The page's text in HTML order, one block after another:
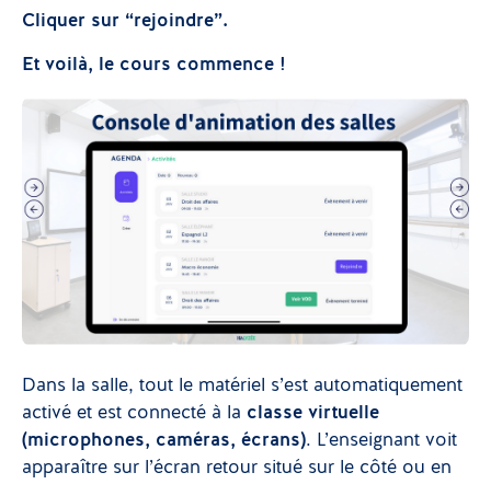
Cliquer sur “rejoindre”.
Et voilà, le cours commence !
Dans la salle, tout le matériel s’est automatiquement
activé et est connecté à la classe virtuelle
(microphones, caméras, écrans). L’enseignant voit
apparaître sur l’écran retour situé sur le côté ou en